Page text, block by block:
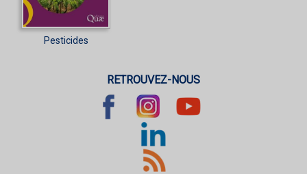
Pesticides
RETROUVEZ-NOUS